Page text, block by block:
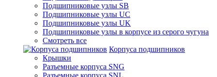
Подшипниковые узлы SB
Подшипниковые узлы UC
Подшипниковые узлы UK
Подшипниковые узлы в корпусе из серого чугуна
Смотреть все
Корпуса подшипников
Крышки
Разъемные корпуса SNG
Разъемные корпуса SNL